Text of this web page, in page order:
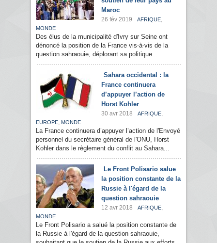
Maroc
26 fév 2019 AFRIQUE,
MONDE
Des élus de la municipalité d'Ivry sur Seine ont
dénoncé la position de la France vis-à-vis de la
question sahraouie, déplorant sa politique...
Sahara occidental : la
France continuera
d’appuyer l’action de
Horst Kohler
30 avr 2018 AFRIQUE,
EUROPE, MONDE
La France continuera d’appuyer l’action de l'Envoyé
personnel du secrétaire général de l'ONU, Horst
Kohler dans le règlement du conflit au Sahara...
Le Front Polisario salue
la position constante de la
Russie à l'égard de la
question sahraouie
12 avr 2018 AFRIQUE,
MONDE
Le Front Polisario a salué la position constante de
la Russie à l'égard de la question sahraouie,